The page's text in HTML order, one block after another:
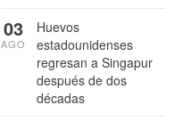
Huevos
estadounidenses
regresan a Singapur
después de dos
décadas
03
AGO